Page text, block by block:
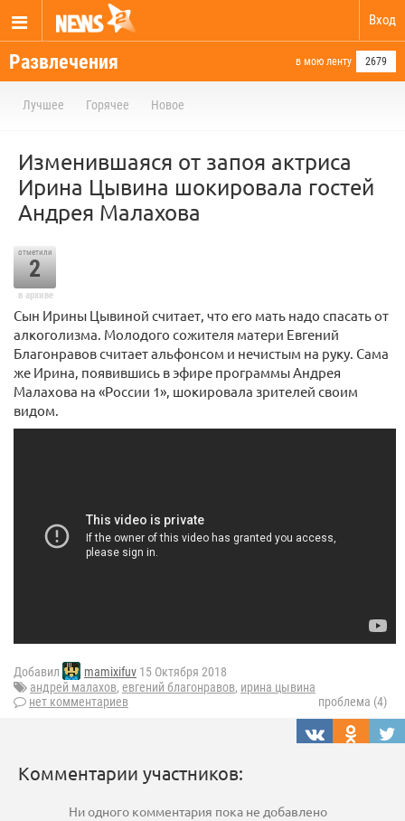
Вход
Развлечения в мою ленту 2679
Лучшее Горячее Новое
Изменившаяся от запоя актриса
Ирина Цывина шокировала гостей
Андрея Малахова
отметили
2
в архиве
Сын Ирины Цывиной считает, что его мать надо спасать от
алкоголизма. Молодого сожителя матери Евгений
Благонравов считает альфонсом и нечистым на руку. Сама
же Ирина, появившись в эфире программы Андрея
Малахова на «России 1», шокировала зрителей своим
видом.
Добавил mamixifuv 15 Октября 2018
андрей малахов, евгений благонравов, ирина цывина
нет комментариев
проблема (4)
Комментарии участников:
Ни одного комментария пока не добавлено